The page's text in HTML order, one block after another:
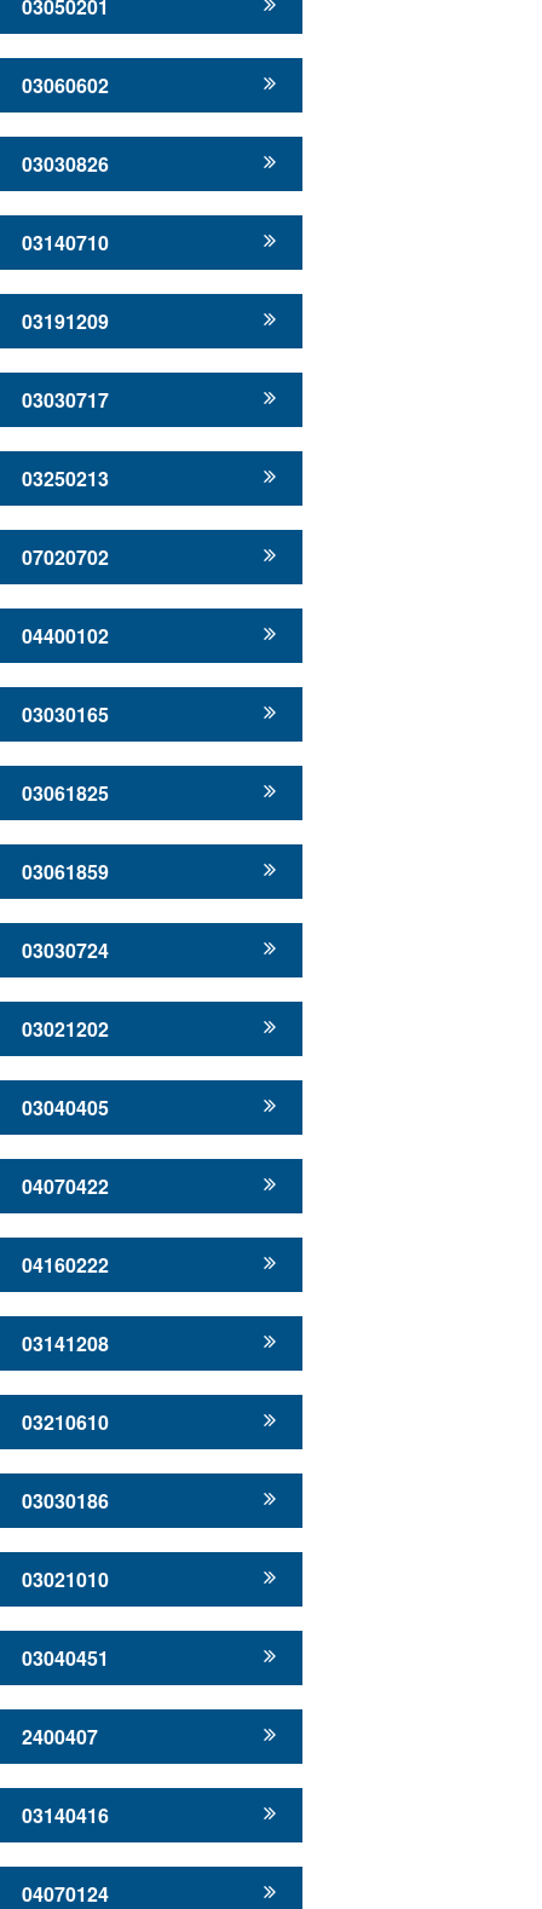
03050201
03060602
03030826
03140710
03191209
03030717
03250213
07020702
04400102
03030165
03061825
03061859
03030724
03021202
03040405
04070422
04160222
03141208
03210610
03030186
03021010
03040451
2400407
03140416
04070124